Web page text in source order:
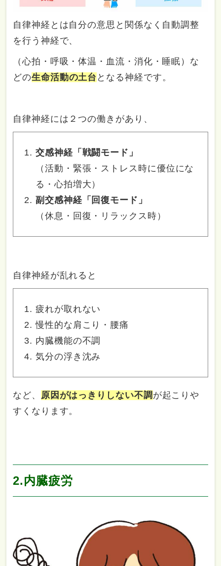
自律神経とは自分の意思と関係なく自動調整
を行う神経で、
（心拍・呼吸・体温・血流・消化・睡眠）な
どの生命活動の土台 となる神経です。
自律神経には２つの働きがあり、
交感神経「戦闘モード」
（活動・緊張・ストレス時に優位にな
る・心拍増大）
副交感神経「回復モード」
（休息・回復・リラックス時）
自律神経が乱れると
疲れが取れない
慢性的な肩こり・腰痛
内臓機能の不調
気分の浮き沈み
など、 原因がはっきりしない不調 が起こりや
すくなります。
2.内臓疲労